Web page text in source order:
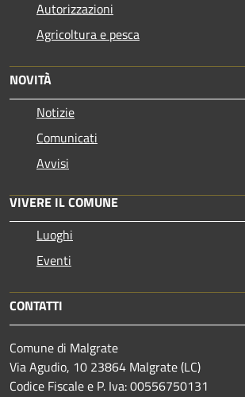
Autorizzazioni
Agricoltura e pesca
NOVITÀ
Notizie
Comunicati
Avvisi
VIVERE IL COMUNE
Luoghi
Eventi
CONTATTI
Comune di Malgrate
Via Agudio, 10 23864 Malgrate (LC)
Codice Fiscale e P. Iva: 00556750131